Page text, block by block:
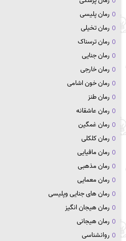
رمان پلیسی
رمان تخیلی
رمان ترسناک
رمان جنایی
رمان خارجی
رمان خون اشامی
رمان طنز
رمان عاشقانه
رمان غمگین
رمان کلکلی
رمان مافیایی
رمان مذهبی
رمان معمایی
رمان های جنایی وپلیسی
رمان هیجان انگیز
رمان هیجانی
روانشناسی